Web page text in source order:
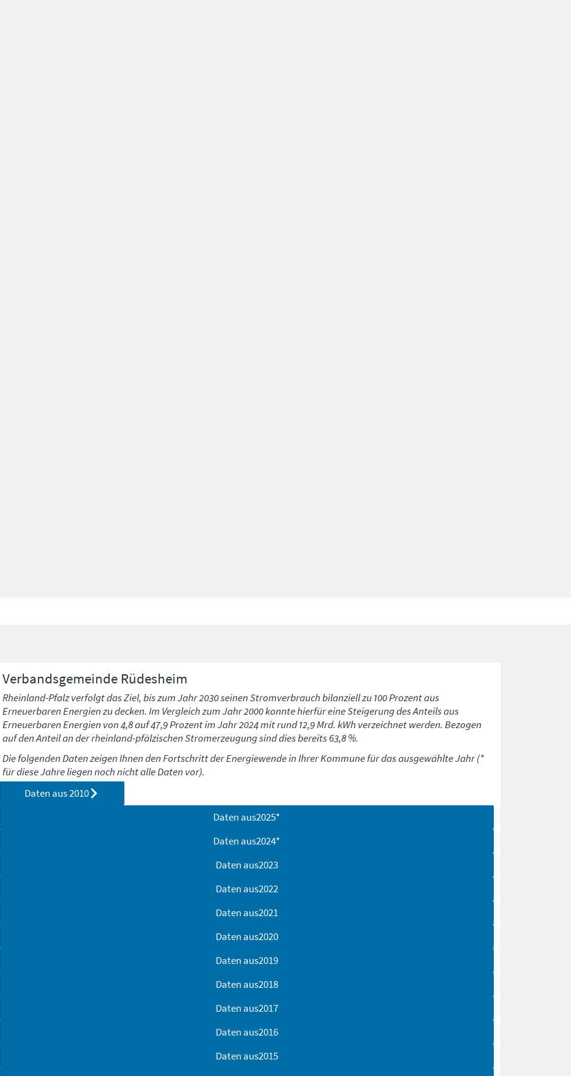
Verbandsgemeinde Rüdesheim
Rheinland-Pfalz verfolgt das Ziel, bis zum Jahr 2030 seinen Stromverbrauch bilanziell zu 100 Prozent aus
Erneuerbaren Energien zu decken. Im Vergleich zum Jahr 2000 konnte hierfür eine Steigerung des Anteils aus
Erneuerbaren Energien von 4,8 auf 47,9 Prozent im Jahr 2024 mit rund 12,9 Mrd. kWh verzeichnet werden. Bezogen
auf den Anteil an der rheinland-pfälzischen Stromerzeugung sind dies bereits 63,8 %.
Die folgenden Daten zeigen Ihnen den Fortschritt der Energiewende in Ihrer Kommune für das ausgewählte Jahr (*
für diese Jahre liegen noch nicht alle Daten vor).
Daten aus2010
Daten aus2025*
Daten aus2024*
Daten aus2023
Daten aus2022
Daten aus2021
Daten aus2020
Daten aus2019
Daten aus2018
Daten aus2017
Daten aus2016
Daten aus2015